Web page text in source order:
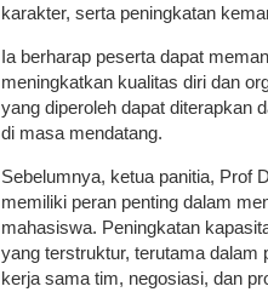
karakter, serta peningkatan
Ia berharap peserta dapat
meningkatkan kualitas diri dan
yang diperoleh dapat diterapkan
di masa mendatang.
Sebelumnya, ketua panitia, Prof
memiliki peran penting dalam
mahasiswa. Peningkatan
yang terstruktur, terutama dalam
kerja sama tim, negosiasi, dan